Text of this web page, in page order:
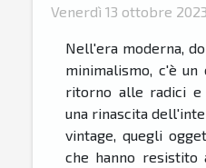
Venerdì 13 ottobre
Nell'era moderna,
minimalismo, c'è
ritorno alle radici e
una rinascita
vintage, quegli
che hanno resistito